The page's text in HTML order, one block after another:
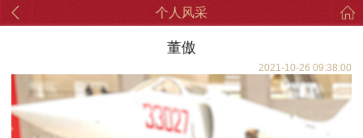
个人风采
董傲
2021-10-26 09:38:00